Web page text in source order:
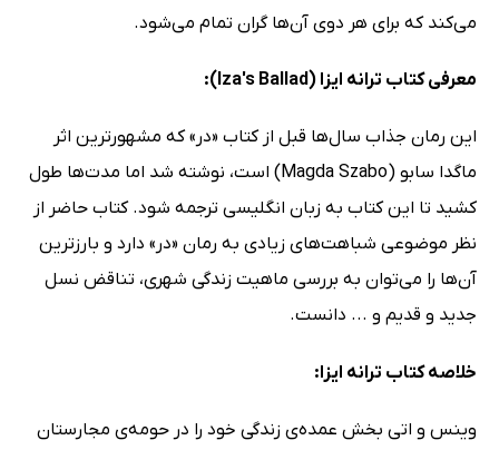
می‌کند که برای هر دوی آن‌ها گران تمام می‌شود.
معرفی کتاب ترانه ایزا (Iza's Ballad):
این رمان جذاب سال‌ها قبل از کتاب «در» که مشهورترین اثر
ماگدا سابو (Magda Szabo) است، نوشته شد اما مدت‌ها طول
کشید تا این کتاب به زبان انگلیسی ترجمه شود. کتاب حاضر از
نظر موضوعی شباهت‌های زیادی به رمان «در» دارد و بارزترین
آن‌ها را می‌توان به بررسی ماهیت زندگی شهری، تناقض نسل
جدید و قدیم و ... دانست.
خلاصه کتاب ترانه ایزا:
وینس و اتی بخش عمده‌ی زندگی خود را در حومه‌ی مجارستان